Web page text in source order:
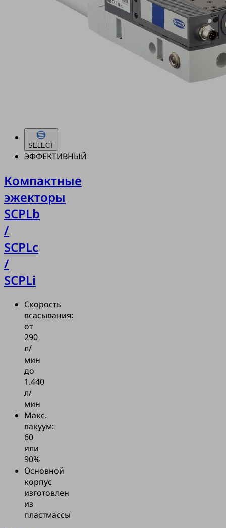
SELECT
ЭФФЕКТИВНЫЙ
Компактные
эжекторы
SCPLb
/
SCPLc
/
SCPLi
Скорость
всасывания:
от
290
л/
мин
до
1.440
л/
мин
Макс.
вакуум:
60
или
90%
Основной
корпус
изготовлен
из
пластмассы